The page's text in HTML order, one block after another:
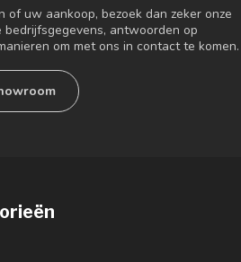
uw aankoop, bezoek dan zeker onze
antwoorden op
om met ons in contact te komen.